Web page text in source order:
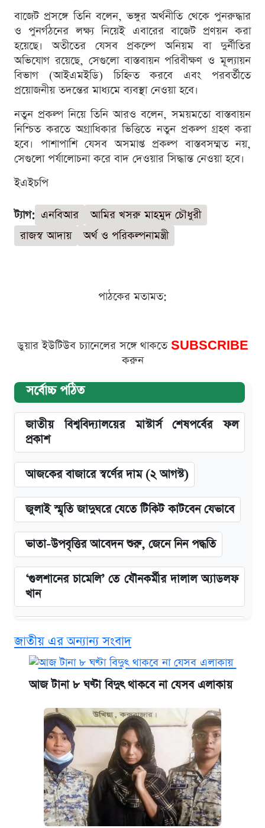
বাজেট প্রসঙ্গে তিনি বলেন, ভঙ্গুর অর্থনীতি থেকে পুনরুদ্ধার
ও পুনর্গঠনের লক্ষ্য নিয়েই এবারের বাজেট প্রণয়ন করা
হয়েছে। অতীতের যেসব প্রকল্পে অনিয়ম বা দুর্নীতির
অভিযোগ রয়েছে, সেগুলো বাস্তবায়ন পরিবীক্ষণ ও মূল্যায়ন
বিভাগ (আইএমইডি) চিহ্নিত করবে এবং পরবর্তীতে
প্রয়োজনীয় তদন্তের মাধ্যমে ব্যবস্থা নেওয়া হবে।
নতুন প্রকল্প নিয়ে তিনি আরও বলেন, সময়মতো বাস্তবায়ন
নিশ্চিত করতে অগ্রাধিকার ভিত্তিতে নতুন প্রকল্প গ্রহণ করা
হবে। পাশাপাশি যেসব অসমাপ্ত প্রকল্প বাস্তবসম্মত নয়,
সেগুলো পর্যালোচনা করে বাদ দেওয়ার সিদ্ধান্ত নেওয়া হবে।
ইএইচপি
ট্যাগ: এনবিআর
আমির খসরু মাহমুদ চৌধুরী
রাজস্ব আদায়
অর্থ ও পরিকল্পনামন্ত্রী
পাঠকের মতামত:
ডুয়ার ইউটিউব চ্যানেলের সঙ্গে থাকতে SUBSCRIBE
করুন
সর্বোচ্চ পঠিত
জাতীয় বিশ্ববিদ্যালয়ের মাস্টার্স শেষপর্বের ফল
প্রকাশ
আজকের বাজারে স্বর্ণের দাম (২ আগস্ট)
জুলাই স্মৃতি জাদুঘরে যেতে টিকিট কাটবেন যেভাবে
ভাতা-উপবৃত্তির আবেদন শুরু, জেনে নিন পদ্ধতি
‘গুলশানের চামেলি’ তে যৌনকর্মীর দালাল অ্যাডলফ
খান
দাম ও ফিচার
কবে শুরু হচ্ছে ঢাবির ভর্তি আবেদন, জানাল কর্তৃপক্ষ
নবম জাতীয় পে-স্কেল নিয়ে সর্বশেষ যা জানা গেল
আজকের বাজারে স্বর্ণের দাম (৪ আগস্ট)
আজকের বাজারে স্বর্ণ-রুপার দাম (৫ আগস্ট)
পাঁচ দপ্তরে নতুন সচিব নিয়োগ দিল সরকার
জাতীয় এর অন্যান্য সংবাদ
আজ টানা ৮ ঘণ্টা বিদুৎ থাকবে না যেসব এলাকায়